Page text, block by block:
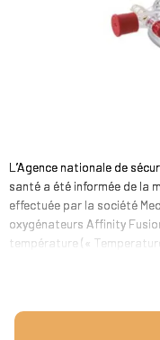
L’Agence nationale de
santé a été informée de la
effectuée par la société
oxygénateurs Affinity
température («